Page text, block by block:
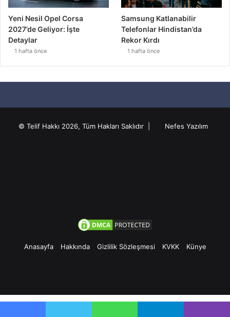
Yeni Nesil Opel Corsa
2027’de Geliyor: İşte
Detaylar
1 hafta önce
Samsung Katlanabilir
Telefonlar Hindistan’da
Rekor Kırdı
1 hafta önce
© Telif Hakkı 2026, Tüm Hakları Saklıdır | Nefes Yazılım
Anasayfa Hakkında Gizlilik Sözleşmesi KVKK Künye